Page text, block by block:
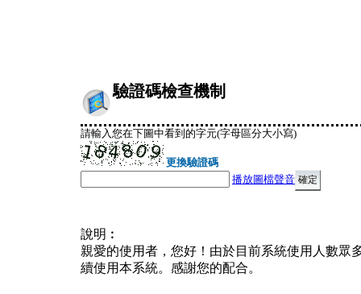
驗證碼檢查機制
請輸入您在下圖中看到的字元(字母區分大小寫)
更換驗證碼
播放圖檔聲音
說明︰
親愛的使用者，您好！由於目前系統使用人數眾
續使用本系統。感謝您的配合。